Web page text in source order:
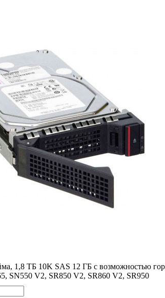
1,8 ТБ 10K SAS 12 ГБ с возможностью
SN550 V2, SR850 V2, SR860 V2, SR950